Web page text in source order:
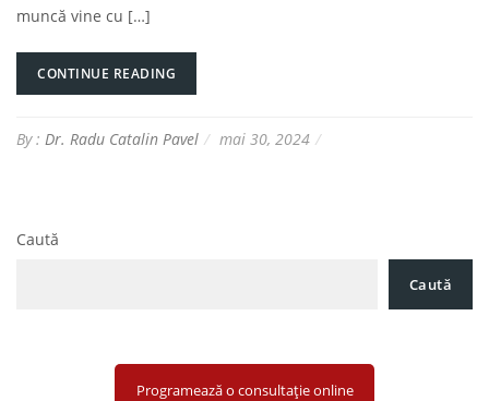
muncă vine cu […]
CONTINUE READING
By : Dr. Radu Catalin Pavel mai 30, 2024
Caută
Caută
Programează o consultație online